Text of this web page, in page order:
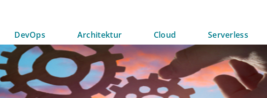
DevOps Architektur Cloud Serverless